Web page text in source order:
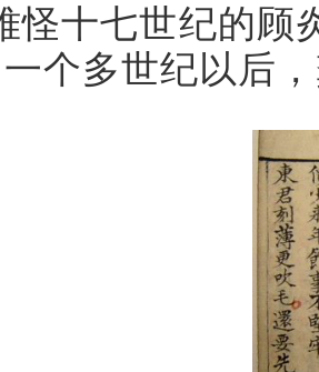
怪十七世纪的顾
个多世纪以后